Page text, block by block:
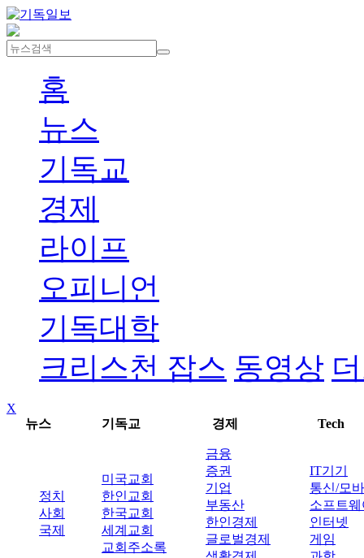
홈
뉴스
기독교
경제
라이프
오피니언
기독대학
크리스천 잡스 동영상
X
뉴스
기독교 경제 Tech
정치
사회
국제
미국교회
한인교회
한국교회
세계교회
교회주소록
금융
증권
기업
부동산
한인경제
글로벌경제
IT기기
통신/모
소프트웨
인터넷
게임